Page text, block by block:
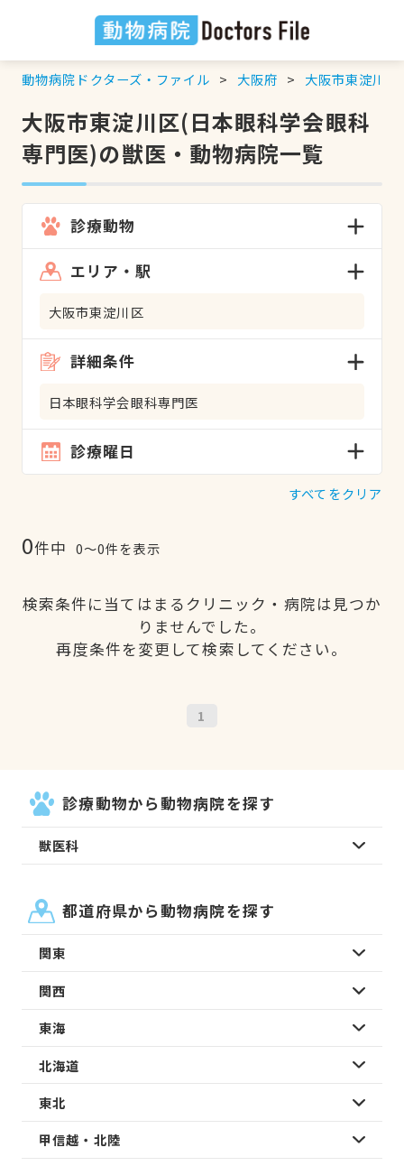
動物病院ドクターズ・ファイル 大阪府 大阪市東淀川区
大阪市東淀川区(日本眼科学会眼科
専門医)の獣医・動物病院一覧
診療動物
エリア・駅
大阪市東淀川区
詳細条件
日本眼科学会眼科専門医
診療曜日
すべてをクリア
0件中 0〜0件を表示
検索条件に当てはまるクリニック・病院は見つか
りませんでした。
再度条件を変更して検索してください。
1
診療動物から動物病院を探す
獣医科
都道府県から動物病院を探す
関東
関西
東海
北海道
東北
甲信越・北陸